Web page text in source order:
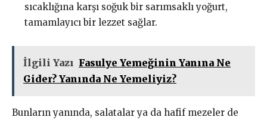
sıcaklığına karşı soğuk bir sarımsaklı yoğurt,
tamamlayıcı bir lezzet sağlar.
İlgili Yazı Fasulye Yemeğinin Yanına Ne
Gider? Yanında Ne Yemeliyiz?
Bunların yanında, salatalar ya da hafif mezeler de